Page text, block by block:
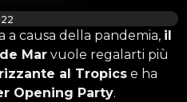
a causa della pandemia, il
Mar vuole regalarti più
al Tropics e ha
Opening Party.